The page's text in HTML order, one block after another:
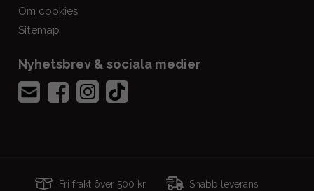
Om cookies
Sitemap
Nyhetsbrev & sociala medier
Fri frakt över 500 kr Snabb leverans